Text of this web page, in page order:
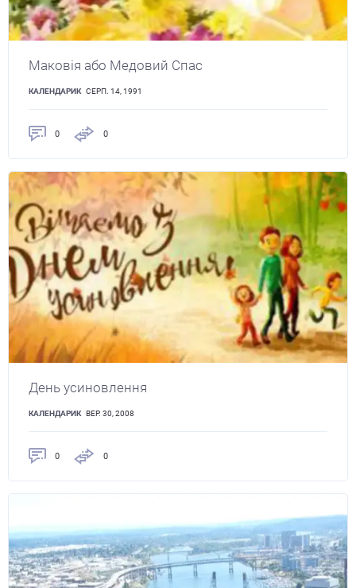
Маковія або Медовий Спас
КАЛЕНДАРИК СЕРП. 14, 1991
0 0
День усиновлення
КАЛЕНДАРИК ВЕР. 30, 2008
0 0